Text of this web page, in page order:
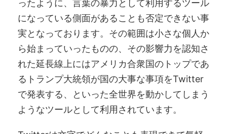
ったように、言葉の暴力として利用するツール
になっている側面があることも否定できない事
実となっております。その範囲は小さな個人か
ら始まっていったものの、その影響力を認知さ
れた延長線上にはアメリカ合衆国のトップであ
るトランプ大統領が国の大事な事項をTwitter
で発表する、といった全世界を動かしてしまう
ようなツールとして利用されています。